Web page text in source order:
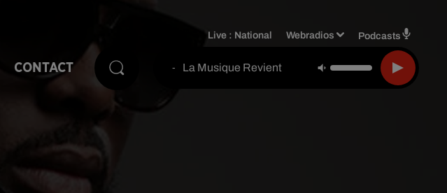
CONTACT
Live : National Webradios Podcasts
- La Musique Revient